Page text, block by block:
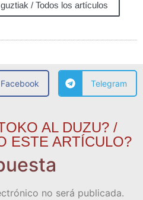
/ Todos los artículos
Facebook Telegram
AL DUZU? /
ESTE ARTÍCULO?
no será publicada.